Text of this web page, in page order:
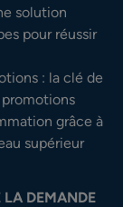
solution
pour réussir
: la clé de
grâce à
supérieur
DEMANDE